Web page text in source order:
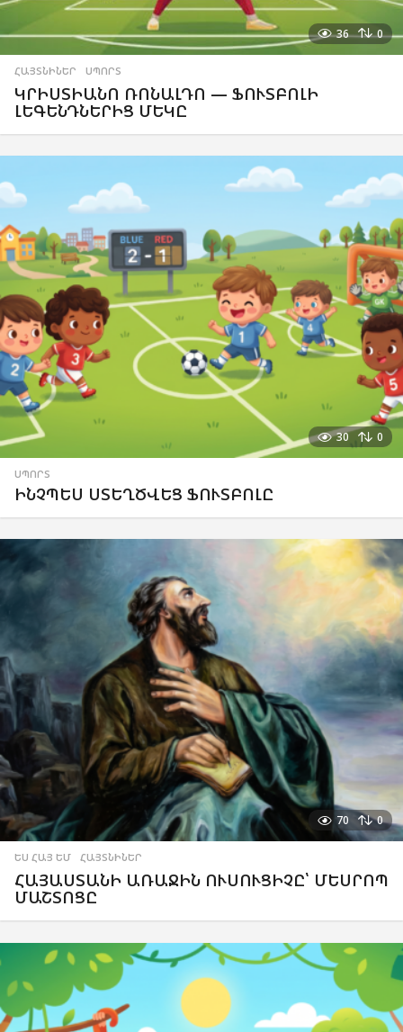
36 0
ՀԱՅՏՆԻՆԵՐ ,ՍՊՈՐՏ
ԿՐԻՍՏԻԱՆՈ ՌՈՆԱԼԴՈ — ՖՈՒՏԲՈԼԻ
ԼԵԳԵՆԴՆԵՐԻՑ ՄԵԿԸ
30 0
ՍՊՈՐՏ
ԻՆՉՊԵՍ ՍՏԵՂԾՎԵՑ ՖՈՒՏԲՈԼԸ
70 0
ԵՍ ՀԱՅ ԵՄ ,ՀԱՅՏՆԻՆԵՐ
ՀԱՅԱՍՏԱՆԻ ԱՌԱՋԻՆ ՈՒՍՈՒՑԻՉԸ՝ ՄԵՍՐՈՊ
ՄԱՇՏՈՑԸ